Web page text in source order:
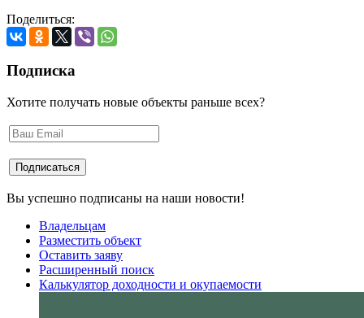
Поделиться:
Подписка
Хотите получать новые объекты раньше всех?
Вы успешно подписаны на наши новости!
Владельцам
Разместить объект
Оставить заяву
Расширенный поиск
Калькулятор доходности и окупаемости